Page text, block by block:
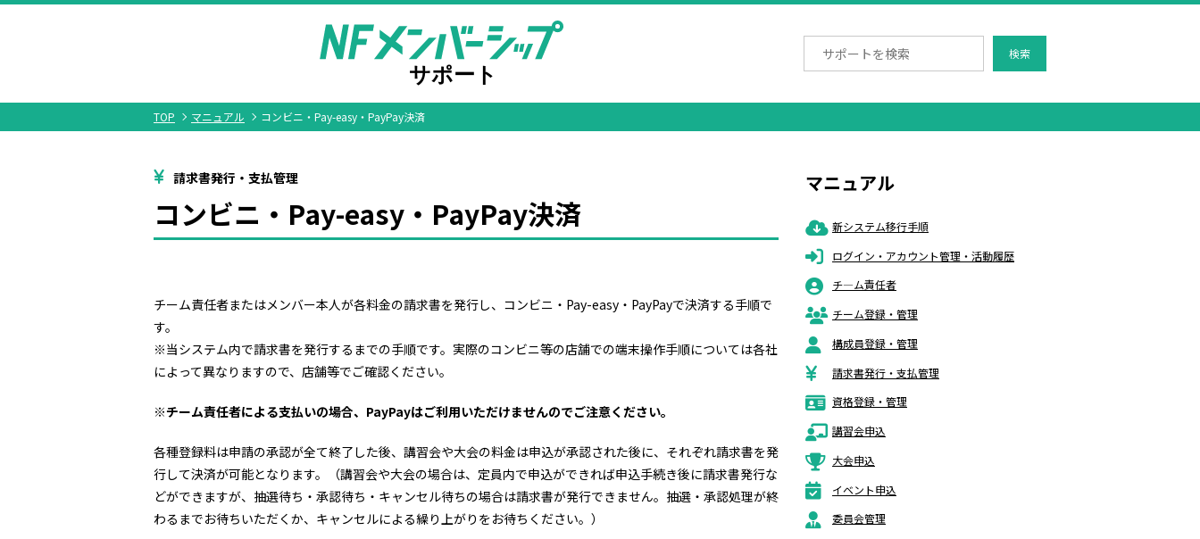
検索
TOP マニュアル コンビニ・Pay-easy・PayPay決済
請求書発行・支払管理
コンビニ・Pay-easy・PayPay決済
チーム責任者またはメンバー本人が各料金の請求書を発行し、コンビニ・Pay-easy・PayPayで決済する手順で
す。
※当システム内で請求書を発行するまでの手順です。実際のコンビニ等の店舗での端末操作手順については各社
によって異なりますので、店舗等でご確認ください。
※チーム責任者による支払いの場合、PayPayはご利用いただけませんのでご注意ください。
各種登録料は申請の承認が全て終了した後、講習会や大会の料金は申込が承認された後に、それぞれ請求書を発
行して決済が可能となります。（講習会や大会の場合は、定員内で申込ができれば申込手続き後に請求書発行な
どができますが、抽選待ち・承認待ち・キャンセル待ちの場合は請求書が発行できません。抽選・承認処理が終
わるまでお待ちいただくか、キャンセルによる繰り上がりをお待ちください。）
マニュアル
新システム移行手順
ログイン・アカウント管理・活動履歴
チ―ム責任者
チーム登録・管理
構成員登録・管理
請求書発行・支払管理
資格登録・管理
講習会申込
大会申込
イベント申込
委員会管理